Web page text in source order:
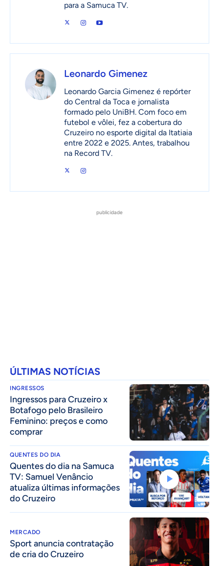
para a Samuca TV.
Leonardo Gimenez
Leonardo Garcia Gimenez é repórter
do Central da Toca e jornalista
formado pelo UniBH. Com foco em
futebol e vôlei, fez a cobertura do
Cruzeiro no esporte digital da Itatiaia
entre 2022 e 2025. Antes, trabalhou
na Record TV.
publicidade
ÚLTIMAS NOTÍCIAS
INGRESSOS
Ingressos para Cruzeiro x
Botafogo pelo Brasileiro
Feminino: preços e como
comprar
QUENTES DO DIA
Quentes do dia na Samuca
TV: Samuel Venâncio
atualiza últimas informações
do Cruzeiro
MERCADO
Sport anuncia contratação
de cria do Cruzeiro